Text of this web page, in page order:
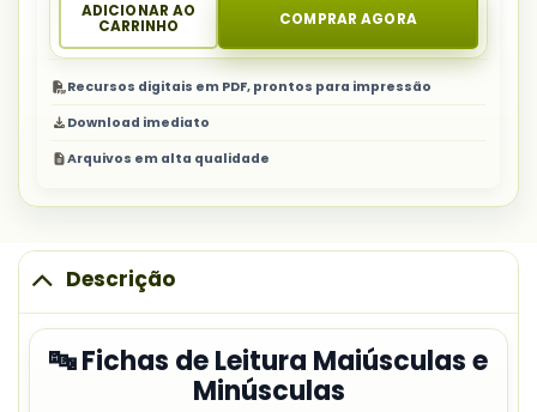
ADICIONAR AO
CARRINHO
COMPRAR AGORA
Recursos digitais em PDF, prontos para impressão
Download imediato
Arquivos em alta qualidade
Descrição
🔤 Fichas de Leitura Maiúsculas e
Minúsculas